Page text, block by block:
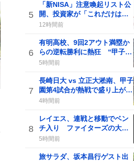
5
「新NISA」注意喚起リスト公
開、投資家が「これだけは買
わないで」と警告
12時間前
6
有明高校、9回2アウト満塁か
らの逆転勝利に熱狂 “甲子園
は面白い”の声続出
5時間前
7
長崎日大 vs 立正大淞南、甲子
園第4試合が熱戦で盛り上がり
「おさかな天国」騒ぎ
4時間前
8
レイエス、連戦と移動でベン
チ入り ファイターズの大胆
采配にファン歓喜
5時間前
旅サラダ、坂本昌行ゲスト出